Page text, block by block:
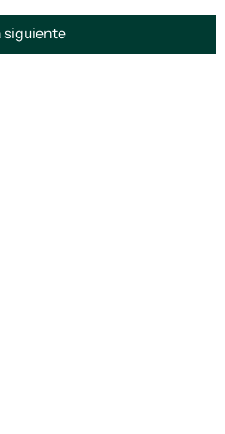
siguiente